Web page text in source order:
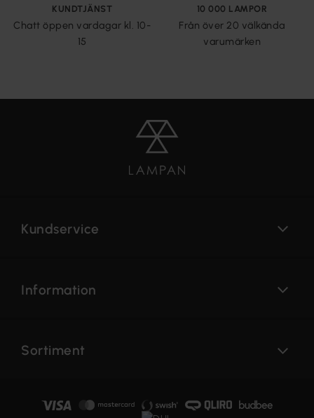
KUNDTJÄNST
Chatt öppen vardagar kl. 10-
15
10 000 LAMPOR
Från över 20 välkända
varumärken
Kundservice
Information
Sortiment